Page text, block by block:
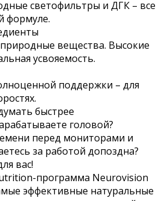
светофильтры и ДГК – все
формуле.
вещества. Высокие
усвояемость.
поддержки – для
быстрее
головой?
перед мониторами и
за работой допоздна?
вас!
программа Neurovision
эффективные натуральные